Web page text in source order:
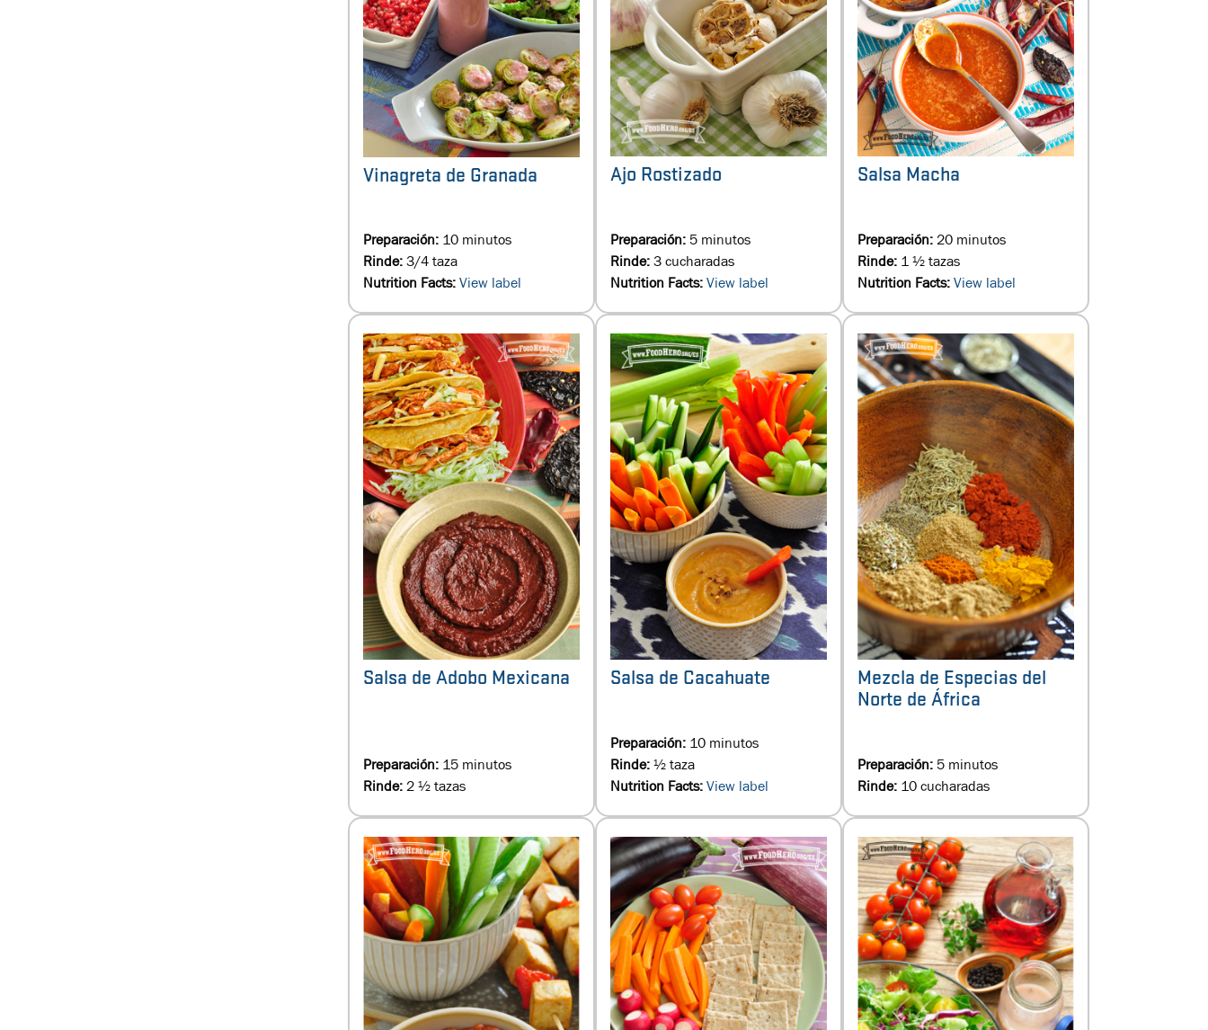
Vinagreta de Granada
Preparación: 10 minutos
Rinde:3/4 taza
Nutrition Facts:View label
Ajo Rostizado
Preparación:5 minutos
Rinde:3 cucharadas
Nutrition Facts:View label
Salsa Macha
Preparación:20 minutos
Rinde: 1 ½ tazas
Nutrition Facts:View label
Salsa de Adobo Mexicana
Preparación: 15 minutos
Rinde:2 ½ tazas
Salsa de Cacahuate
Preparación: 10 minutos
Rinde:½ taza
Nutrition Facts:View label
Mezcla de Especias del
Norte de África
Preparación:5 minutos
Rinde: 10 cucharadas